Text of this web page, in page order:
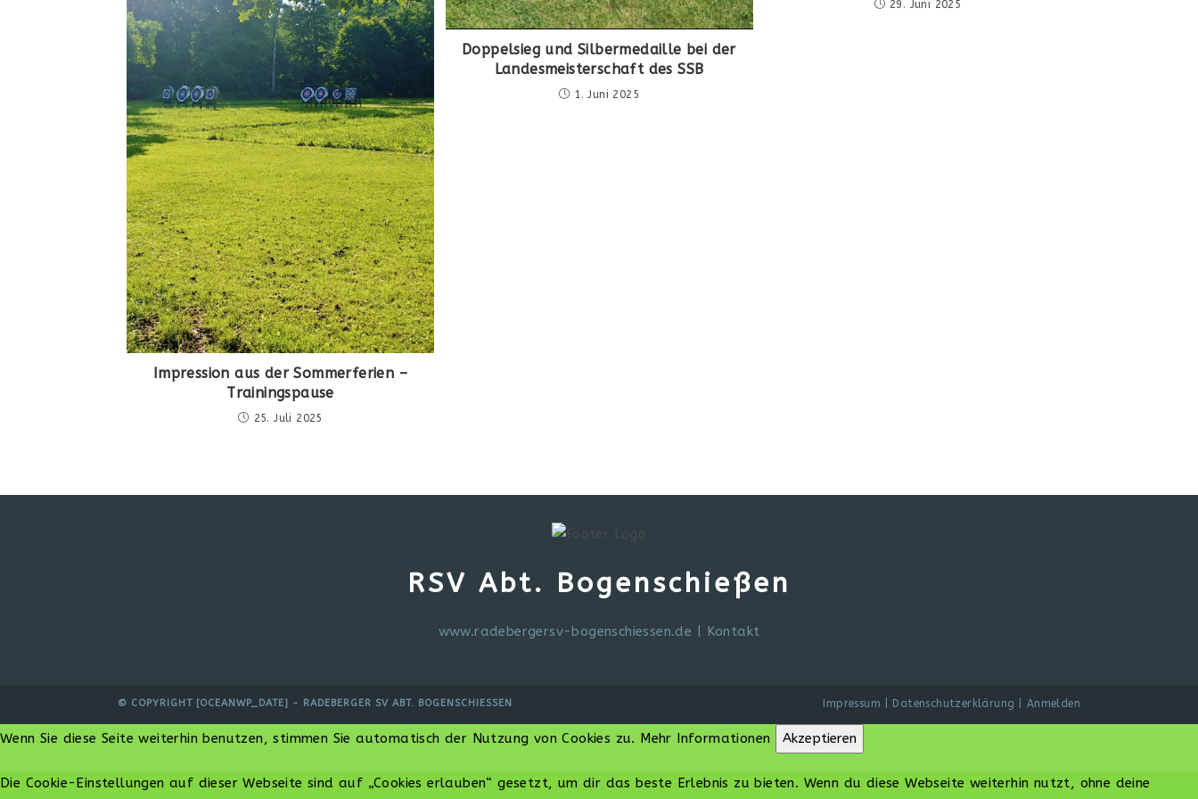
Impression aus der Sommerferien –
Trainingspause
25. Juli 2025
Doppelsieg und Silbermedaille bei der
Landesmeisterschaft des SSB
1. Juni 2025
29. Juni 2025
RSV Abt. Bogenschießen
www.radebergersv-bogenschiessen.de Kontakt
Impressum Datenschutzerklärung Anmelden
© COPYRIGHT [OCEANWP_DATE] - RADEBERGER SV ABT. BOGENSCHIESSEN
Wenn Sie diese Seite weiterhin benutzen, stimmen Sie automatisch der Nutzung von Cookies zu. Mehr Informationen Akzeptieren
Die Cookie-Einstellungen auf dieser Webseite sind auf „Cookies erlauben“ gesetzt, um dir das beste Erlebnis zu bieten. Wenn du diese Webseite weiterhin nutzt, ohne deine